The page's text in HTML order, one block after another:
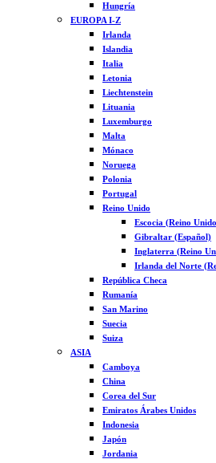
Hungría
EUROPA I-Z
Irlanda
Islandia
Italia
Letonia
Liechtenstein
Lituania
Luxemburgo
Malta
Mónaco
Noruega
Polonia
Portugal
Reino Unido
Escocia (Reino
Gibraltar (Español)
Inglaterra (Reino
Irlanda del Norte
República Checa
Rumanía
San Marino
Suecia
Suiza
ASIA
Camboya
China
Corea del Sur
Emiratos Árabes Unidos
Indonesia
Japón
Jordania